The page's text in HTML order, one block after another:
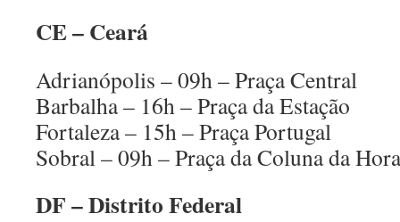
CE – Ceará
Adrianópolis – 09h – Praça Central
Barbalha – 16h – Praça da Estação
Fortaleza – 15h – Praça Portugal
Sobral – 09h – Praça da Coluna da Hora
DF – Distrito Federal